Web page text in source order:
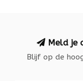
Meld je
Blijf op de